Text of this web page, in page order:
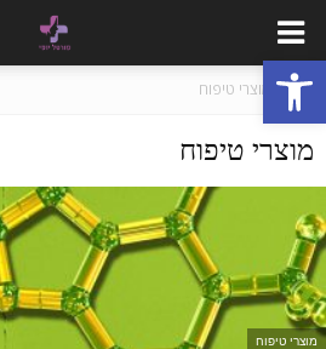
פתח סרגל נגישות
בית מוצרי טיפוח
מוצרי טיפוח
מוצרי טיפוח